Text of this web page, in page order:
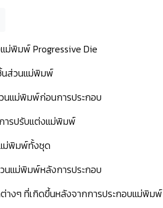
ม่พิมพ์ Progressive Die
นส่วนแม่พิมพ์
นแม่พิมพ์ก่อนการประกอบ
ารปรับแต่งแม่พิมพ์
ม่พิมพ์ทั้งชุด
นแม่พิมพ์หลังการประกอบ
างๆ ที่เกิดขึ้นหลังจากการประกอบแม่พิมพ์